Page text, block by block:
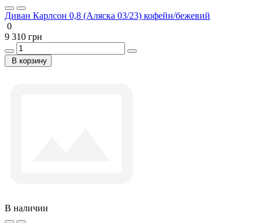
Диван Карлсон 0,8 (Аляска 03/23) кофейн/бежевий
0
9 310 грн
В корзину
В наличии